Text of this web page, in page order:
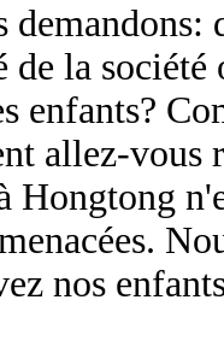
la société
enfants?
allez-vous
Hongtong
nos